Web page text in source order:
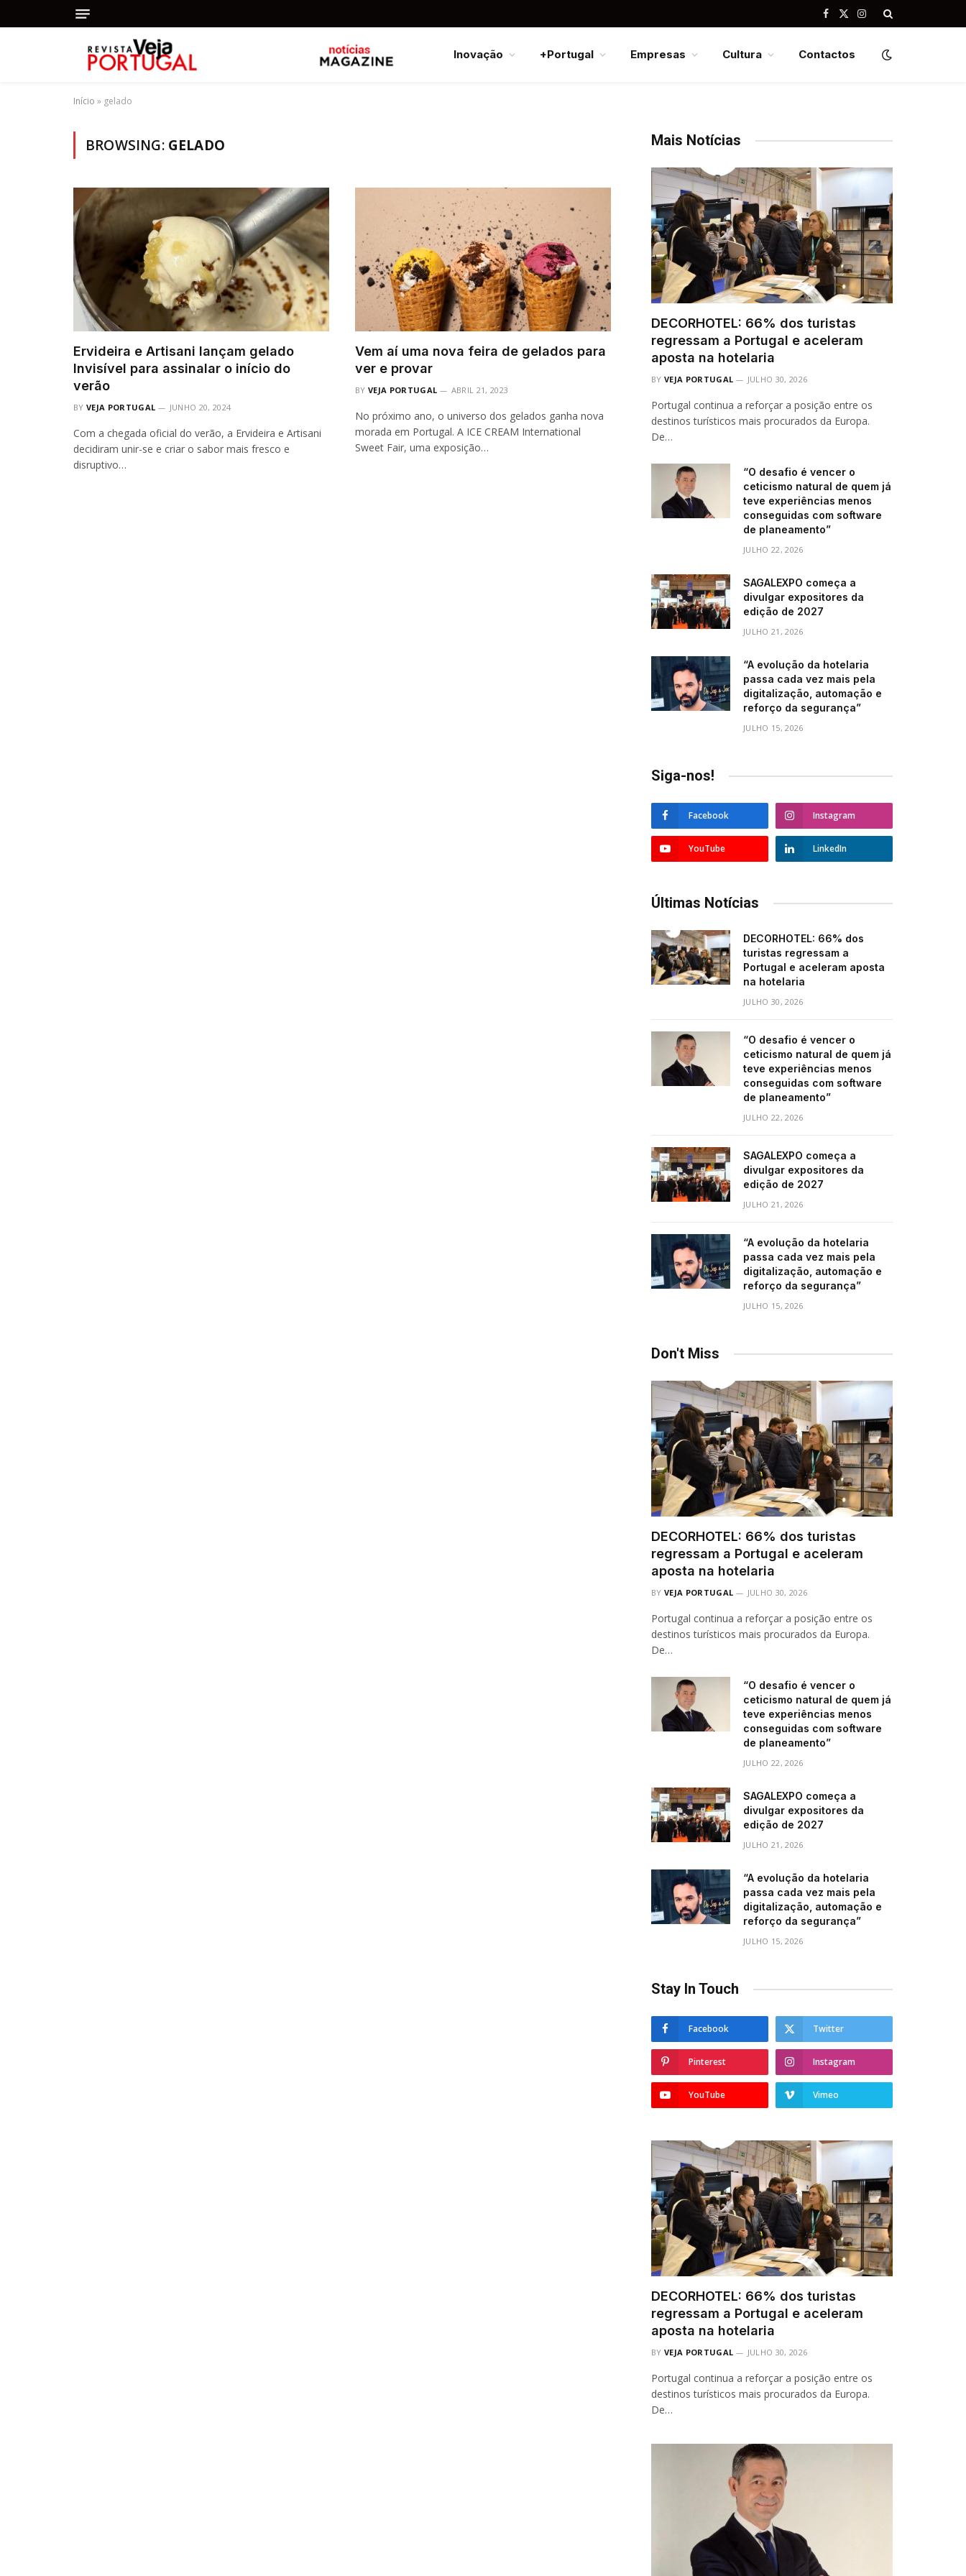
Facebook
X
Instagram
Inovação +Portugal Empresas Cultura Contactos
Início » gelado
BROWSING: GELADO
Ervideira e Artisani lançam gelado
Invisível para assinalar o início do
verão
BY VEJA PORTUGAL JUNHO 20, 2024
Com a chegada oficial do verão, a Ervideira e Artisani
decidiram unir-se e criar o sabor mais fresco e
disruptivo…
Vem aí uma nova feira de gelados para
ver e provar
BY VEJA PORTUGAL ABRIL 21, 2023
No próximo ano, o universo dos gelados ganha nova
morada em Portugal. A ICE CREAM International
Sweet Fair, uma exposição…
Mais Notícias
DECORHOTEL: 66% dos turistas
regressam a Portugal e aceleram
aposta na hotelaria
BY VEJA PORTUGAL JULHO 30, 2026
Portugal continua a reforçar a posição entre os
destinos turísticos mais procurados da Europa.
De…
“O desafio é vencer o
ceticismo natural de quem já
teve experiências menos
conseguidas com software
de planeamento”
JULHO 22, 2026
SAGALEXPO começa a
divulgar expositores da
edição de 2027
JULHO 21, 2026
“A evolução da hotelaria
passa cada vez mais pela
digitalização, automação e
reforço da segurança”
JULHO 15, 2026
Siga-nos!
Facebook Instagram
YouTube LinkedIn
Últimas Notícias
DECORHOTEL: 66% dos
turistas regressam a
Portugal e aceleram aposta
na hotelaria
JULHO 30, 2026
“O desafio é vencer o
ceticismo natural de quem já
teve experiências menos
conseguidas com software
de planeamento”
JULHO 22, 2026
SAGALEXPO começa a
divulgar expositores da
edição de 2027
JULHO 21, 2026
“A evolução da hotelaria
passa cada vez mais pela
digitalização, automação e
reforço da segurança”
JULHO 15, 2026
Don't Miss
DECORHOTEL: 66% dos turistas
regressam a Portugal e aceleram
aposta na hotelaria
BY VEJA PORTUGAL JULHO 30, 2026
Portugal continua a reforçar a posição entre os
destinos turísticos mais procurados da Europa.
De…
“O desafio é vencer o
ceticismo natural de quem já
teve experiências menos
conseguidas com software
de planeamento”
JULHO 22, 2026
SAGALEXPO começa a
divulgar expositores da
edição de 2027
JULHO 21, 2026
“A evolução da hotelaria
passa cada vez mais pela
digitalização, automação e
reforço da segurança”
JULHO 15, 2026
Stay In Touch
Facebook Twitter
Pinterest Instagram
YouTube Vimeo
DECORHOTEL: 66% dos turistas
regressam a Portugal e aceleram
aposta na hotelaria
BY VEJA PORTUGAL JULHO 30, 2026
Portugal continua a reforçar a posição entre os
destinos turísticos mais procurados da Europa.
De…